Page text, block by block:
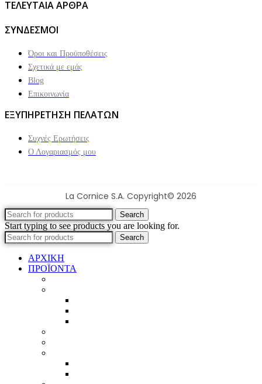
ΤΕΛΕΥΤΑΙΑ ΑΡΘΡΑ
ΣΥΝΔΕΣΜΟΙ
Όροι και Προϋποθέσεις
Σχετικά με εμάς
Blog
Επικοινωνία
ΕΞΥΠΗΡΕΤΗΣΗ ΠΕΛΑΤΩΝ
Συχνές Ερωτήσεις
Ο Λογαριασμός μου
La Cornice S.A. Copyright© 2026
Search
Start typing to see products you are looking for.
Search
ΑΡΧΙΚΗ
ΠΡΟΪΟΝΤΑ